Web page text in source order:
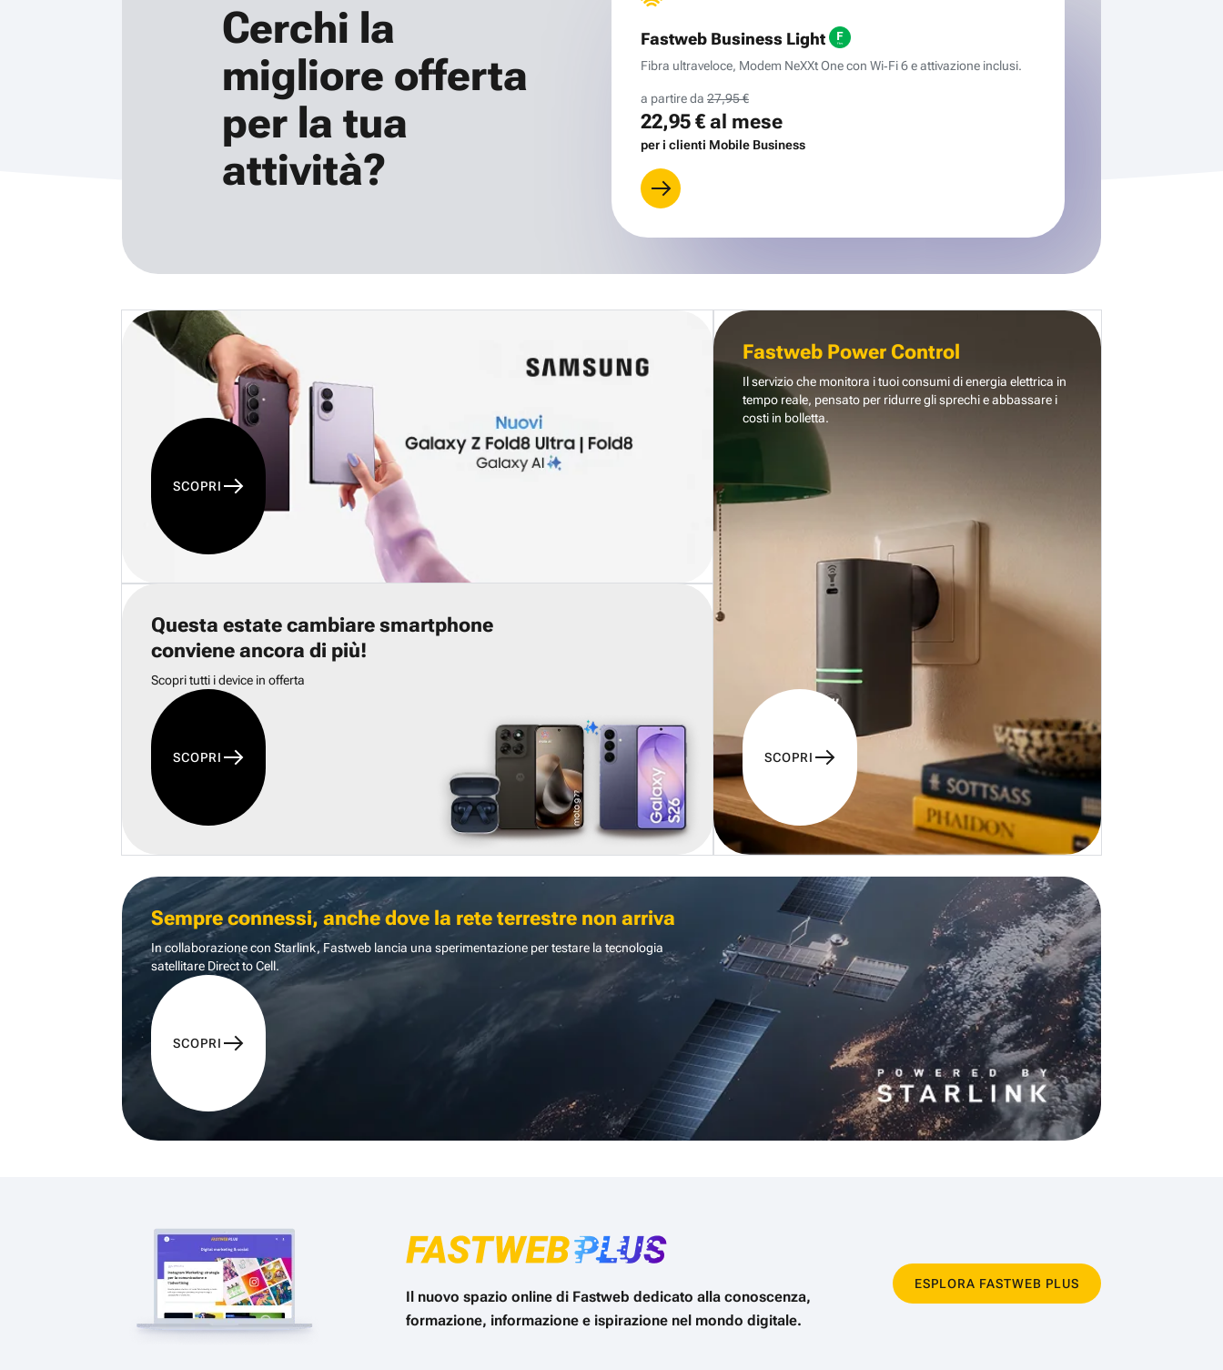
Cerchi la
migliore offerta
per la tua
attività?
Fastweb Business Light
Fibra ultraveloce, Modem NeXXt One con Wi‑Fi 6 e attivazione inclusi.
a partire da 27,95 €
22,95 €al mese
per i clienti Mobile Business
SCOPRI
Questa estate cambiare smartphone
conviene ancora di più!
Scopri tutti i device in offerta
SCOPRI
Fastweb Power Control
Il servizio che monitora i tuoi consumi di energia elettrica in
tempo reale, pensato per ridurre gli sprechi e abbassare i
costi in bolletta.
SCOPRI
Sempre connessi, anche dove la rete terrestre non arriva
In collaborazione con Starlink, Fastweb lancia una sperimentazione per testare la tecnologia
satellitare Direct to Cell.
SCOPRI
Il nuovo spazio online di Fastweb dedicato alla conoscenza,
formazione, informazione e ispirazione nel mondo digitale.
ESPLORA FASTWEB PLUS